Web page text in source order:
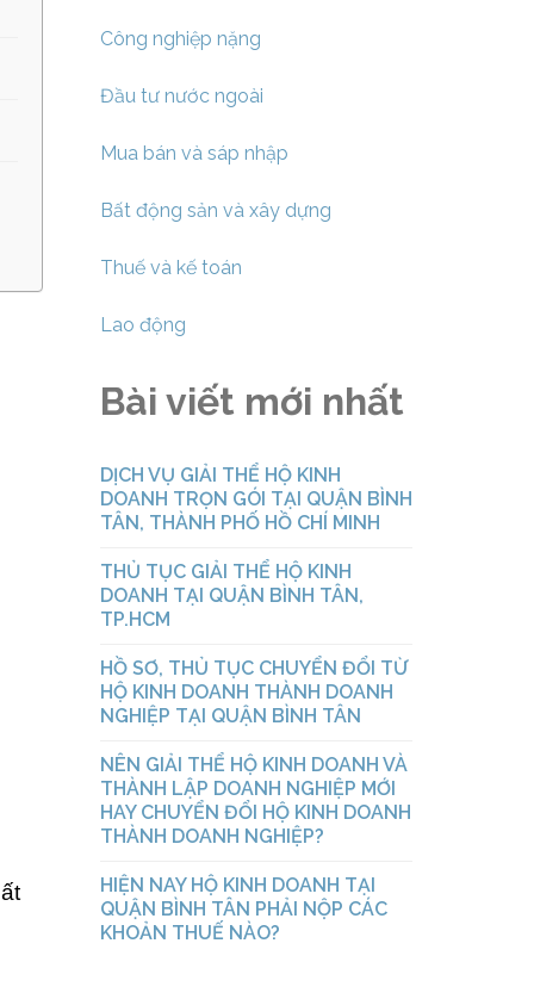
Công nghiệp nặng
Đầu tư nước ngoài
Mua bán và sáp nhập
Bất động sản và xây dựng
Thuế và kế toán
Lao động
Bài viết mới nhất
DỊCH VỤ GIẢI THỂ HỘ KINH
DOANH TRỌN GÓI TẠI QUẬN BÌNH
TÂN, THÀNH PHỐ HỒ CHÍ MINH
THỦ TỤC GIẢI THỂ HỘ KINH
DOANH TẠI QUẬN BÌNH TÂN,
TP.HCM
HỒ SƠ, THỦ TỤC CHUYỂN ĐỔI TỪ
HỘ KINH DOANH THÀNH DOANH
NGHIỆP TẠI QUẬN BÌNH TÂN
NÊN GIẢI THỂ HỘ KINH DOANH VÀ
THÀNH LẬP DOANH NGHIỆP MỚI
HAY CHUYỂN ĐỔI HỘ KINH DOANH
THÀNH DOANH NGHIỆP?
HIỆN NAY HỘ KINH DOANH TẠI
QUẬN BÌNH TÂN PHẢI NỘP CÁC
KHOẢN THUẾ NÀO?